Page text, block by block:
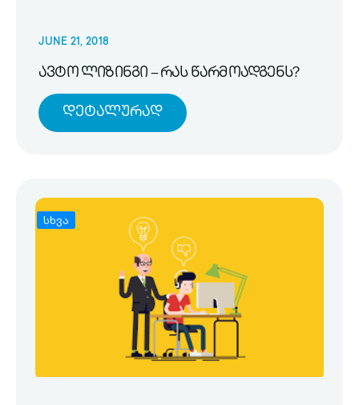
JUNE 21, 2018
ავტო ლიზინგი – რას წარმოადგენს?
Დეტალურად
სხვა